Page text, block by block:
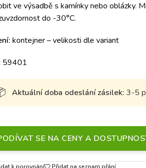
ve výsadbě s kamínky nebo oblázky.
do -30°C.
kontejner – velikosti dle variant
59401
Aktuální doba odeslání zásilek: 3-5
SE NA CENY A